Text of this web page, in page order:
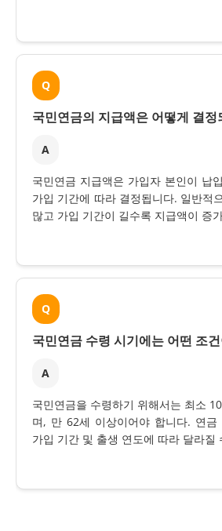
Q
국민연금의 지급액은 어떻게 결정
A
국민연금 지급액은 가입자 본인이 납
가입 기간에 따라 결정됩니다. 일반적
많고 가입 기간이 길수록 지급액이 증
Q
국민연금 수령 시기에는 어떤 조
A
국민연금을 수령하기 위해서는 최소
며, 만 62세 이상이어야 합니다. 연금
가입 기간 및 출생 연도에 따라 달라질